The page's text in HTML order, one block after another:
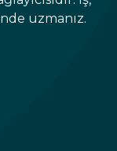
uzmanız.